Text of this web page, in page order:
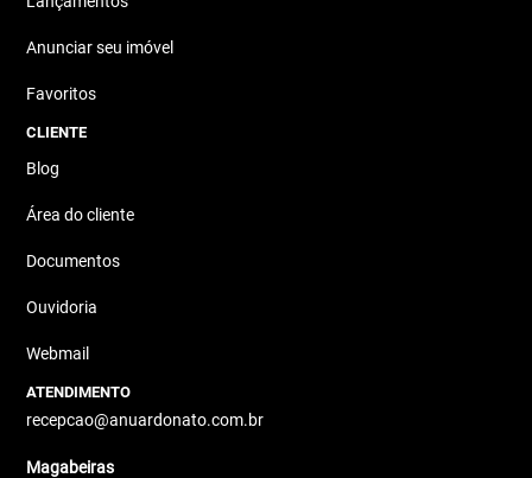
Anunciar seu imóvel
Favoritos
CLIENTE
Blog
Área do cliente
Documentos
Ouvidoria
Webmail
ATENDIMENTO
recepcao@anuardonato.com.br
Magabeiras